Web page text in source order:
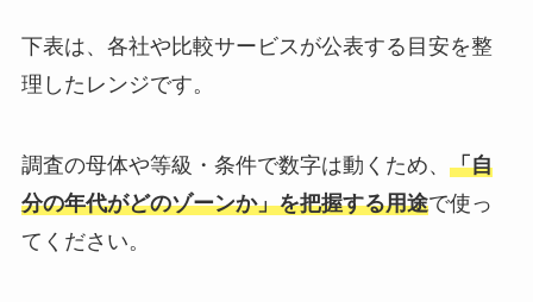
下表は、各社や比較サービスが公表する目安を整
理したレンジです。
調査の母体や等級・条件で数字は動くため、 「自
分の年代がどのゾーンか」を把握する用途で使っ
てください。